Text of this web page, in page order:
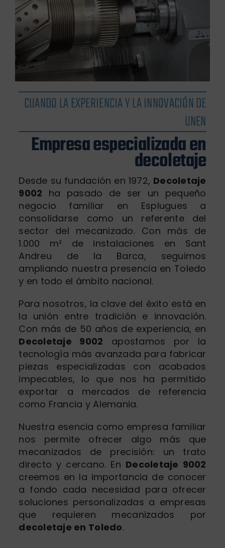
CUANDO LA EXPERIENCIA Y LA INNOVACIÓN DE
UNEN
Empresa especializada en
decoletaje
Desde su fundación en 1972, Decoletaje
9002 ha pasado de ser un pequeño
negocio familiar en Esplugues a
consolidarse como un referente del
sector del mecanizado. Con más de
1.000 m² de instalaciones en Sant
Andreu de la Barca, seguimos
ampliando nuestra presencia en Toledo
y en todo el ámbito nacional.
Para nosotros, la clave del éxito está en
la unión entre tradición e innovación.
Con más de 50 años de experiencia, en
Decoletaje 9002 apostamos por la
tecnología más avanzada para fabricar
piezas especializadas con acabados
impecables, lo que nos ha permitido
exportar a mercados de referencia
como Francia y Alemania.
Nuestra esencia como empresa familiar
nos permite ofrecer algo más que
mecanizados de precisión: un trato
directo y cercano. En Decoletaje 9002
creemos en la importancia de conocer
a fondo cada necesidad para ofrecer
soluciones personalizadas a empresas
que requieren mecanizados por
decoletaje en Toledo.